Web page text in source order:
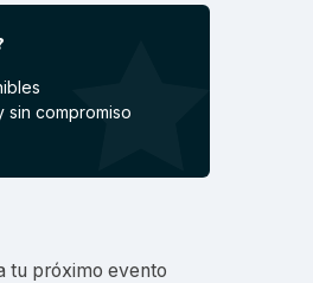
sin compromiso
tu próximo evento